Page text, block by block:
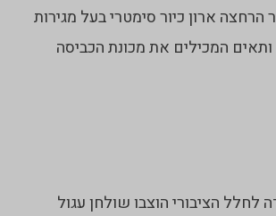
ארון כיור סימטרי בעל מגירות
המכילים את מכונת הכביסה
הציבורי הוצבו שולחן עגול